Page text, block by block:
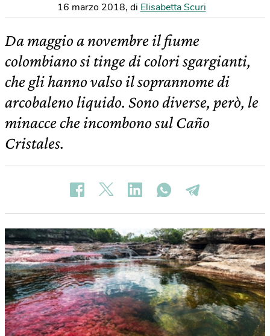
16 marzo 2018, di Elisabetta Scuri
Da maggio a novembre il fiume
colombiano si tinge di colori sgargianti,
che gli hanno valso il soprannome di
arcobaleno liquido. Sono diverse, però, le
minacce che incombono sul Caño
Cristales.